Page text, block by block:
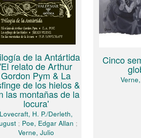
de la Antártida
'El relato de Arthur
Gordon Pym & La
de los hielos &
las montañas de la
locura'
Lovecraft, H. P./Derleth,
; Poe, Edgar Allan ;
Verne, Julio
Cinco